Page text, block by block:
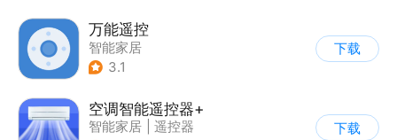
万能遥控
智能家居
3.1
下载
空调智能遥控器+
智能家居
遥控器
下载